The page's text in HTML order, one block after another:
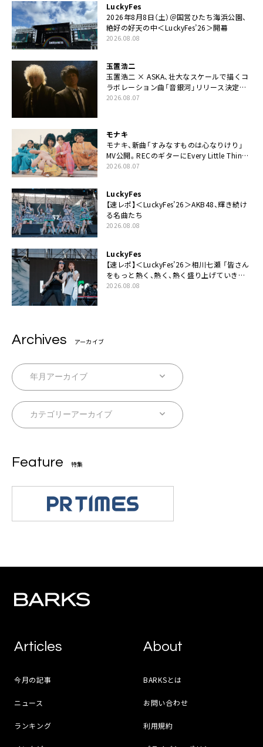
LuckyFes
2026年8月8日（土）＠国営ひたち海浜公園、
絶好の好天の中＜LuckyFes’26＞開幕
2026.08.08
玉置浩二
玉置浩二 × ASKA、壮大なスケールで描くコ
ラボレーション曲「音銀河」リリース決定。
カップリングには新曲「命の宿り」収録も
2026.08.07
モナキ
モナキ、新曲「すみなすものは心なりけり」
MV公開。RECのギターにEvery Little Thing・
伊藤一朗参加も
2026.08.07
LuckyFes
【速レポ】＜LuckyFes’26＞AKB48、輝き続け
る名曲たち
2026.08.08
LuckyFes
【速レポ】＜LuckyFes’26＞相川七瀬 「皆さん
をもっと熱く、熱く、熱く盛り上げていきま
す！」
2026.08.08
Archives アーカイブ
Feature 特集
Articles
今月の記事
ニュース
ランキング
About
BARKSとは
お問い合わせ
利用規約